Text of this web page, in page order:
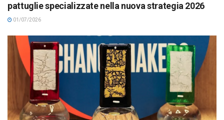
pattuglie specializzate nella nuova strategia 2026
01/07/2026